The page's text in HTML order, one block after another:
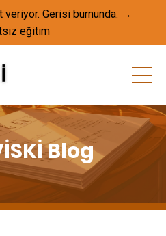
veriyor. Gerisi burnunda. →
eğitim
Blog